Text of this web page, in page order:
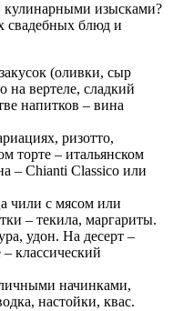
кулинарными изысками?
свадебных блюд и
(оливки, сыр
на вертеле, сладкий
напитков – вина
ризотто,
торте – итальянском
– Chianti Classico или
чили с мясом или
– текила, маргариты.
удон. На десерт –
классический
начинками,
настойки, квас.